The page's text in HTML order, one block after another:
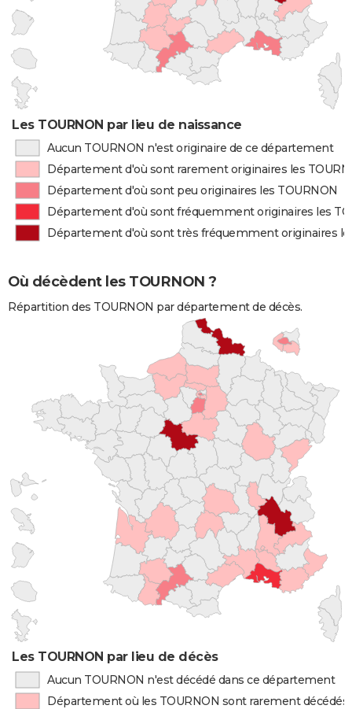
Les TOURNON par lieu de naissance
Aucun TOURNON n'est originaire de ce département
Département d'où sont rarement originaires les
Département d'où sont peu originaires les TOURNON
Département d'où sont fréquemment originaires les
Département d'où sont très fréquemment originaires
Où décèdent les TOURNON ?
Répartition des TOURNON par département de décès.
Les TOURNON par lieu de décès
Aucun TOURNON n'est décédé dans ce département
Département où les TOURNON sont rarement décédés